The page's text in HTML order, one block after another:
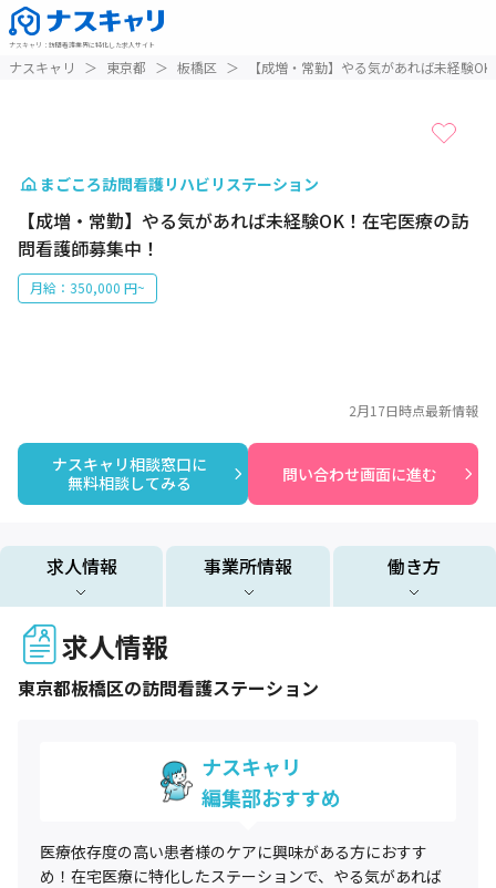
ナスキャリ ： 訪問看護業界に特化した求人サイト
ナスキャリ ＞ 東京都 ＞ 板橋区 ＞ 【成増・常勤】やる気があれば未経験
まごころ訪問看護リハビリステーション
【成増・常勤】やる気があれば未経験OK！在宅医療の訪
問看護師募集中！
月給：350,000 円~
ナスキャリ相談窓口に
無料相談してみる
問い合わせ画面に進む
2月17日時点最新情報
求人情報 事業所情報 働き方
求人情報
東京都板橋区の訪問看護ステーション
ナスキャリ
編集部おすすめ
医療依存度の高い患者様のケアに興味がある方におすす
め！在宅医療に特化したステーションで、やる気があれば